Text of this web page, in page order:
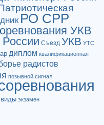
РО СРР
УКВ
Съезд УКВ УТС
диплом квалификационная
радистов
позывной сигнал
экзамен